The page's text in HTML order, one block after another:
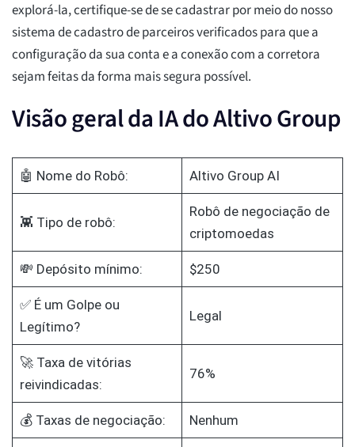
explorá-la, certifique-se de se cadastrar por meio do nosso
sistema de cadastro de parceiros verificados para que a
configuração da sua conta e a conexão com a corretora
sejam feitas da forma mais segura possível.
Visão geral da IA do Altivo Group
🤖 Nome do Robô: Altivo Group AI
👾 Tipo de robô:
Robô de negociação de
criptomoedas
💸 Depósito mínimo: $250
✅ É um Golpe ou
Legítimo?
Legal
🚀 Taxa de vitórias
reivindicadas:
76%
💰 Taxas de negociação: Nenhum